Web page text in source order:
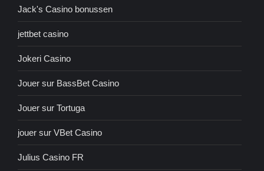
Jack's Casino bonussen
jettbet casino
Jokeri Casino
Jouer sur BassBet Casino
Jouer sur Tortuga
jouer sur VBet Casino
Julius Casino FR